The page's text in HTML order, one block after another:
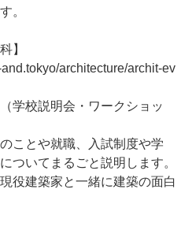
。
】
architecture/archit-ev
学校説明会・ワークショッ
ことや就職、入試制度や学
ついてまるごと説明します。
役建築家と一緒に建築の面白